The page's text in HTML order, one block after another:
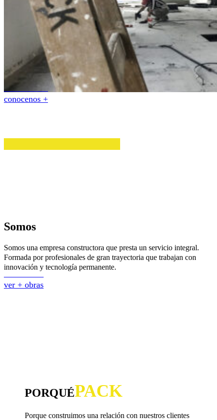
conocenos +
Somos
Somos una empresa constructora que presta un servicio integral.
Formada por profesionales de gran trayectoria que trabajan con
innovación y tecnología permanente.
ver + obras
PORQUÉPACK
Porque construimos una relación con nuestros clientes